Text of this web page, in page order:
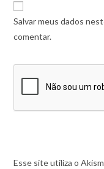
Salvar meus dados
comentar.
Esse site utiliza o